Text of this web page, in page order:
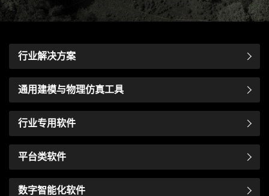
行业解决方案
通用建模与物理仿真工具
平台类软件
行业专用软件
数字智能化软件